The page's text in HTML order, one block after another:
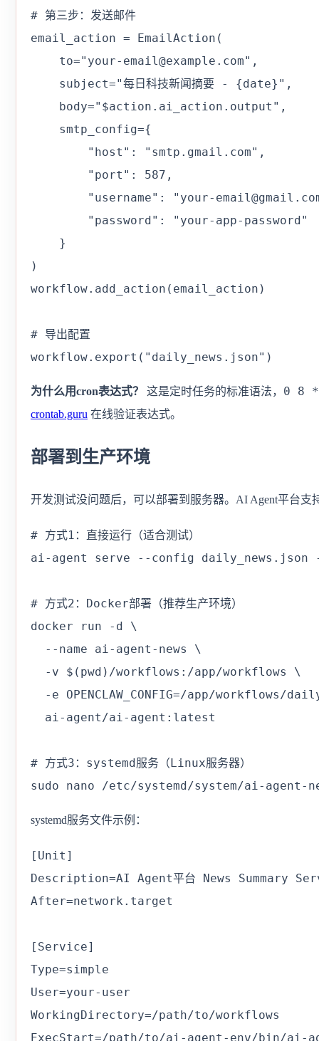
# 第三步：发送邮件
email_action = EmailAction(
    to="your-email@example.com",
    subject="每日科技新闻摘要 - {date}",
    body="$action.ai_action.output",
    smtp_config={
        "host": "smtp.gmail.com",
        "port": 587,
"username": "your-
"password": "your-app-password"  #
    }
)
workflow.add_action(email_action)
# 导出配置
workflow.export("daily_news.json")
为什么用cron表达式？ 这是定时任务的标准语法， 0 8
crontab.guru 在线验证表达式。
部署到生产环境
开发测试没问题后，可以部署到服务器。AI Agent平台支
# 方式1：直接运行（适合测试）
ai-agent serve --config daily_news.json
# 方式2：Docker部署（推荐生产环境）
docker run -d \
  --name ai-agent-news \
  -v $(pwd)/workflows:/app/workflows \
-e OPENCLAW_CONFIG=/app/workflows/
  ai-agent/ai-agent:latest
# 方式3：systemd服务（Linux服务器）
sudo nano /etc/systemd/system/ai-agent-
systemd服务文件示例：
[Unit]
Description=AI Agent平台 News Summary
After=network.target
[Service]
Type=simple
User=your-user
WorkingDirectory=/path/to/workflows
ExecStart=/path/to/ai-agent-env/bin/ai-